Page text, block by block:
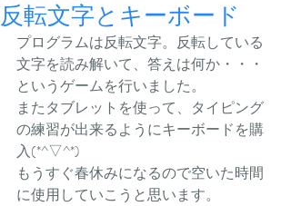
反転文字とキーボード
プログラムは反転文字。反転している
文字を読み解いて、答えは何か・・・
というゲームを行いました。
またタブレットを使って、タイピング
の練習が出来るようにキーボードを購
入(*^▽^*)
もうすぐ春休みになるので空いた時間
に使用していこうと思います。